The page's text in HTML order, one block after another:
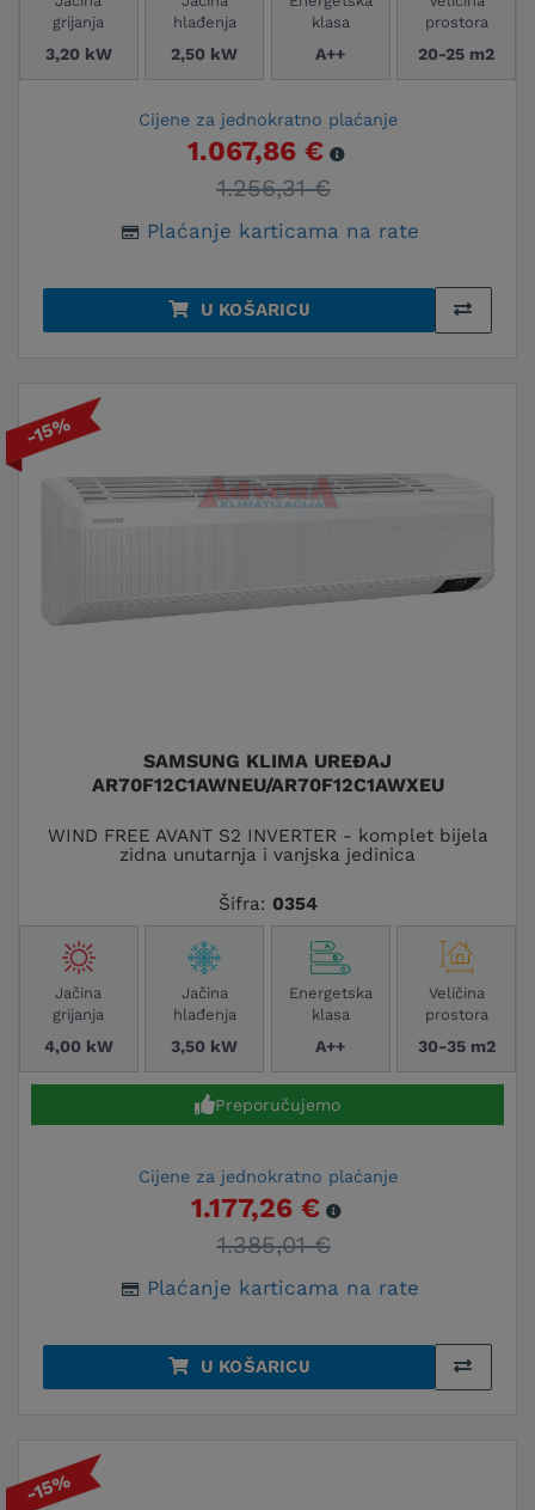
grijanja
3,20 kW
hlađenja
2,50 kW
klasa
A++
prostora
20-25 m2
Cijene za jednokratno plaćanje
1.067,86 €
1.256,31 €
Plaćanje karticama na rate
U KOŠARICU
-15%
SAMSUNG KLIMA UREĐAJ
AR70F12C1AWNEU/AR70F12C1AWXEU
WIND FREE AVANT S2 INVERTER - komplet bijela
zidna unutarnja i vanjska jedinica
Šifra: 0354
Jačina
grijanja
4,00 kW
Jačina
hlađenja
3,50 kW
Energetska
klasa
A++
Veličina
prostora
30-35 m2
Preporučujemo
Cijene za jednokratno plaćanje
1.177,26 €
1.385,01 €
Plaćanje karticama na rate
U KOŠARICU
-15%